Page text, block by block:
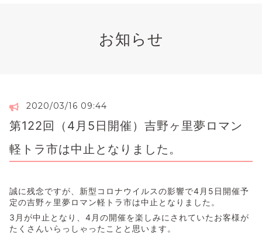
お知らせ
2020/03/16 09:44
第122回（4月5日開催）吉野ヶ里夢ロマン
軽トラ市は中止となりました。
誠に残念ですが、新型コロナウイルスの影響で4月5日開催予
定の吉野ヶ里夢ロマン軽トラ市は中止となりました。
3月が中止となり、4月の開催を楽しみにされていたお客様が
たくさんいらっしゃったことと思います。